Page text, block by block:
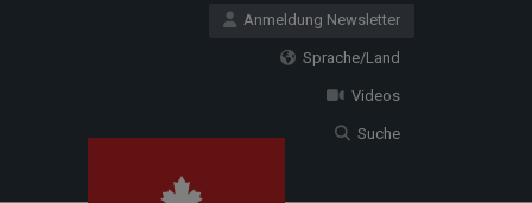
Anmeldung Newsletter
Sprache/Land
Videos
Suche